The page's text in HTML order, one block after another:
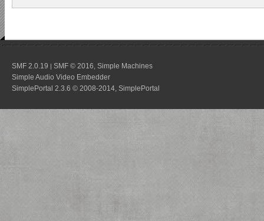
SMF 2.0.19 | SMF © 2016 Simple Machines
Simple Audio Video Embedder
SimplePortal 2.3.6 © 2008-2014, SimplePortal